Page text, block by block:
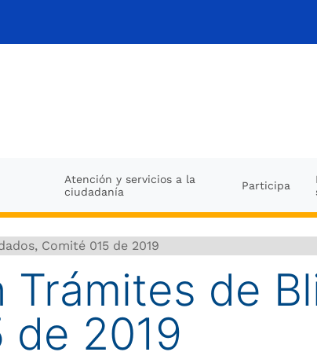
Atención y servicios a la
ciudadanía
Participa
Comité 015 de 2019
Trámites de
de 2019